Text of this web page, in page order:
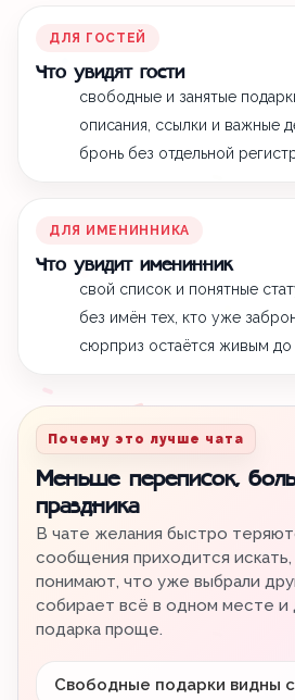
ДЛЯ ГОСТЕЙ
Что увидят гости
свободные и занятые
описания, ссылки и важные
бронь без отдельной
ДЛЯ ИМЕНИННИКА
Что увидит именинник
свой список и понятные
без имён тех, кто уже
сюрприз остаётся живым до
Почему это лучше чата
Меньше переписок,
праздника
В чате желания быстро
сообщения приходится искать,
понимают, что уже выбрали
собирает всё в одном месте и
подарка проще.
Свободные подарки видны